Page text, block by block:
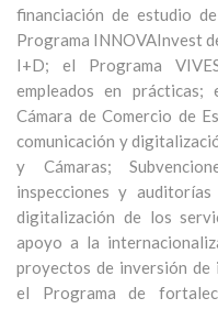
financiación de estudio
Programa INNOVAInvest
I+D; el Programa
empleados en
Cámara de Comercio de
comunicación y
y Cámaras;
inspecciones y
digitalización de los
apoyo a la
proyectos de inversión de
el Programa de